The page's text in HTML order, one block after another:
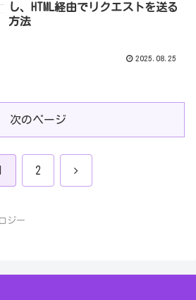
し、HTML経由でリクエストを送る
方法
2025.08.25
次のページ
2 次
ジー